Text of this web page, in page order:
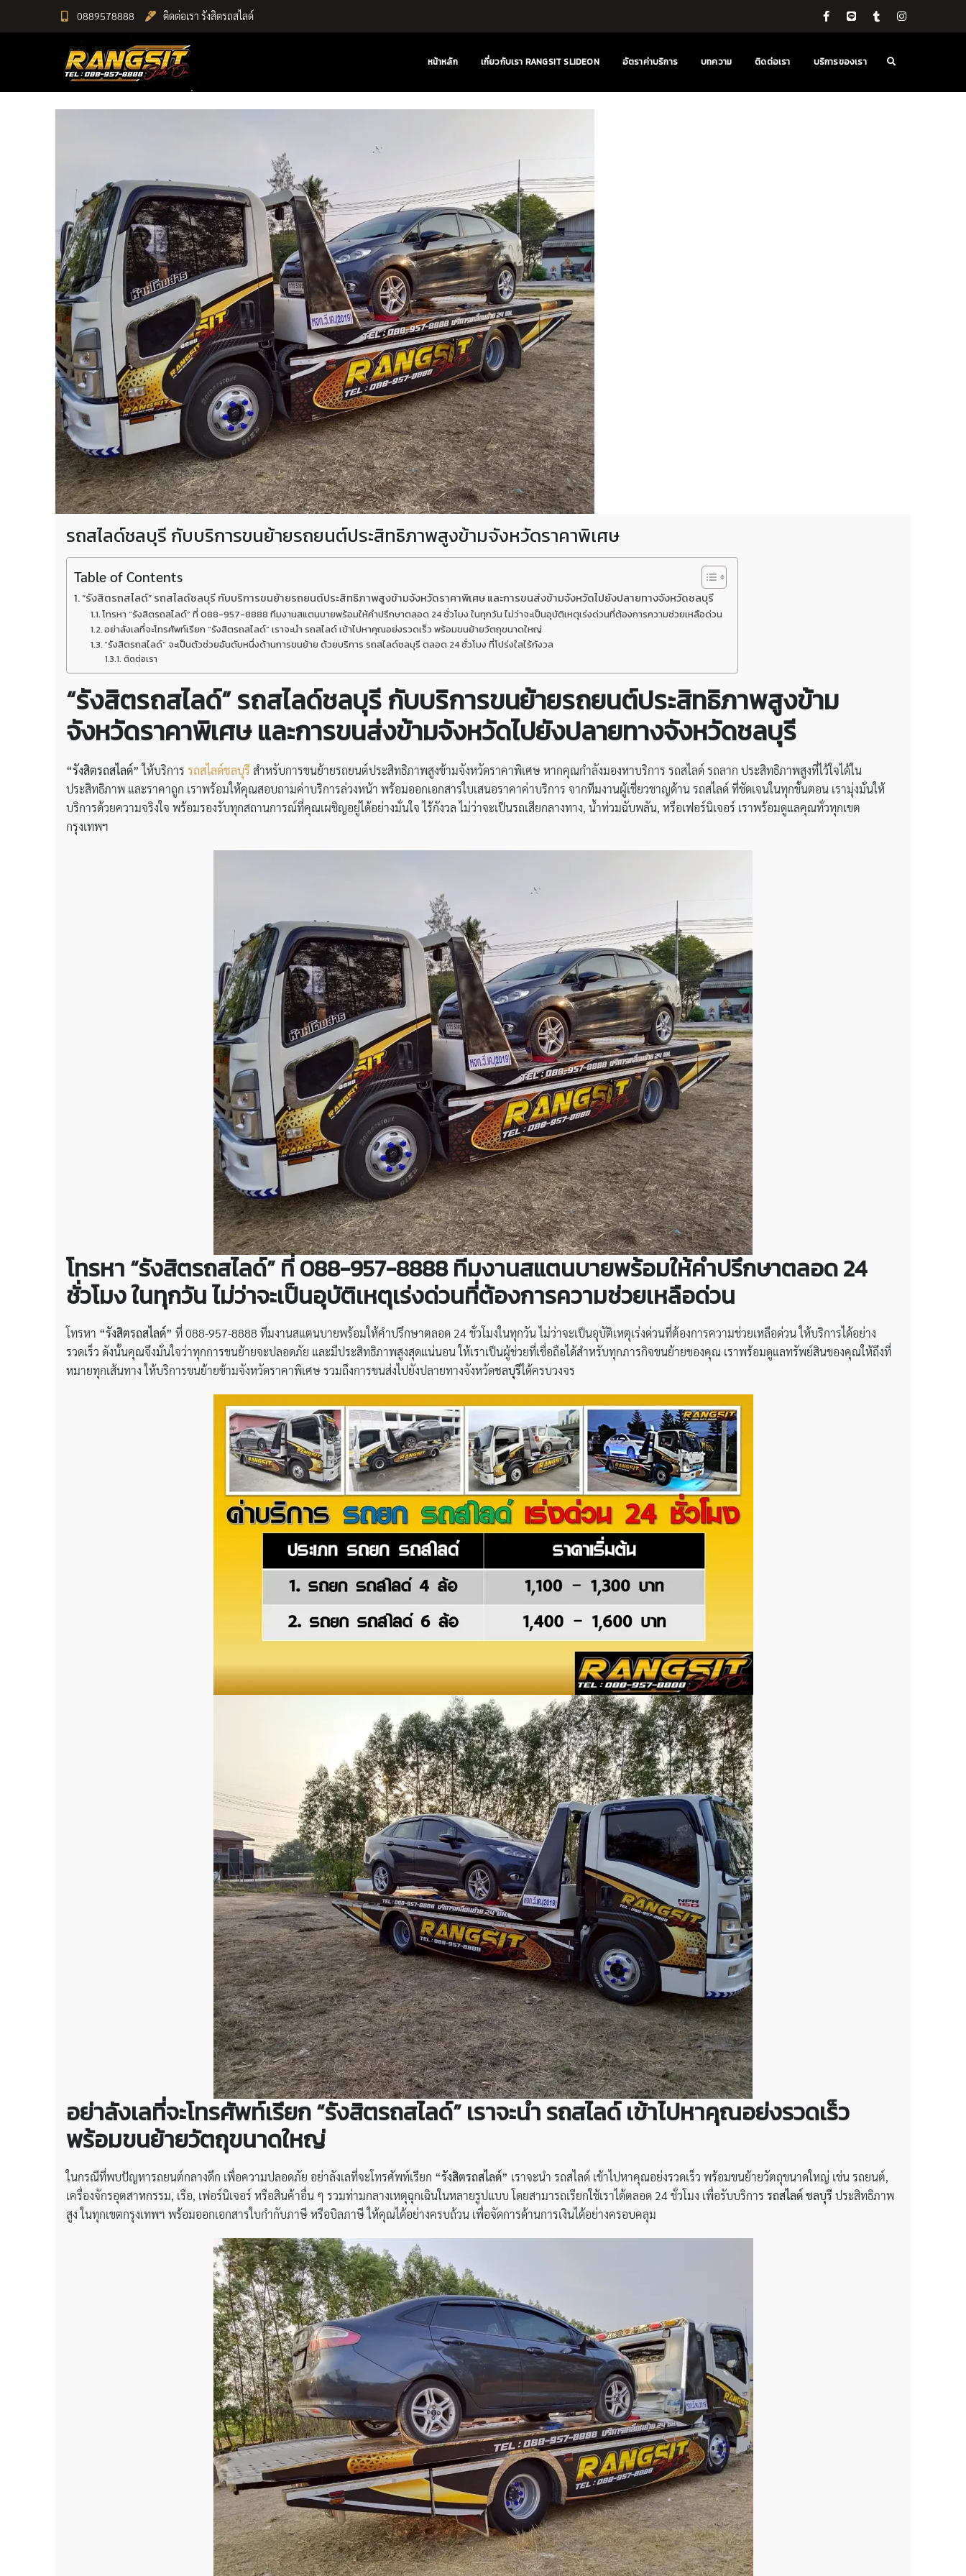
0889578888 ติดต่อเรา รังสิตรถสไลด์
หน้าหลัก เกี่ยวกับเรา RANGSIT SLIDEON อัตราค่าบริการ บทความ ติดต่อเรา บริการของเรา
รถสไลด์ชลบุรี กับบริการขนย้ายรถยนต์ประสิทธิภาพสูงข้ามจังหวัดราคาพิเศษ
Table of Contents
“รังสิตรถสไลด์” รถสไลด์ชลบุรี กับบริการขนย้ายรถยนต์ประสิทธิภาพสูงข้ามจังหวัดราคาพิเศษ และการขนส่งข้ามจังหวัดไปยังปลายทางจังหวัดชลบุรี
โทรหา “รังสิตรถสไลด์” ที่ 088-957-8888 ทีมงานสแตนบายพร้อมให้คำปรึกษาตลอด 24 ชั่วโมง ในทุกวัน ไม่ว่าจะเป็นอุบัติเหตุเร่งด่วนที่ต้องการความช่วยเหลือด่วน
อย่าลังเลที่จะโทรศัพท์เรียก “รังสิตรถสไลด์” เราจะนำ รถสไลด์ เข้าไปหาคุณอย่งรวดเร็ว พร้อมขนย้ายวัตถุขนาดใหญ่
“รังสิตรถสไลด์” จะเป็นตัวช่วยอันดับหนึ่งด้านการขนย้าย ด้วยบริการ รถสไลด์ชลบุรี ตลอด 24 ชั่วโมง ที่โปร่งใสไร้กังวล
ติดต่อเรา
“รังสิตรถสไลด์” รถสไลด์ชลบุรี กับบริการขนย้ายรถยนต์ประสิทธิภาพสูงข้าม
จังหวัดราคาพิเศษ และการขนส่งข้ามจังหวัดไปยังปลายทางจังหวัดชลบุรี
“รังสิตรถสไลด์” ให้บริการ รถสไลด์ชลบุรี สำหรับการขนย้ายรถยนต์ประสิทธิภาพสูงข้ามจังหวัดราคาพิเศษ หากคุณกำลังมองหาบริการ รถสไลด์ รถลาก ประสิทธิภาพสูงที่ไว้ใจได้ใน
ประสิทธิภาพ และราคาถูก เราพร้อมให้คุณสอบถามค่าบริการล่วงหน้า พร้อมออกเอกสารใบเสนอราคาค่าบริการ จากทีมงานผู้เชี่ยวชาญด้าน รถสไลด์ ที่ชัดเจนในทุกขั้นตอน เรามุ่งมั่นให้
บริการด้วยความจริงใจ พร้อมรองรับทุกสถานการณ์ที่คุณเผชิญอยู่ได้อย่างมั่นใจ ไร้กังวล ไม่ว่าจะเป็นรถเสียกลางทาง, น้ำท่วมฉับพลัน, หรือเฟอร์นิเจอร์ เราพร้อมดูแลคุณทั่วทุกเขต
กรุงเทพฯ
โทรหา “รังสิตรถสไลด์” ที่ 088-957-8888 ทีมงานสแตนบายพร้อมให้คำปรึกษาตลอด 24
ชั่วโมง ในทุกวัน ไม่ว่าจะเป็นอุบัติเหตุเร่งด่วนที่ต้องการความช่วยเหลือด่วน
โทรหา “รังสิตรถสไลด์” ที่ 088-957-8888 ทีมงานสแตนบายพร้อมให้คำปรึกษาตลอด 24 ชั่วโมงในทุกวัน ไม่ว่าจะเป็นอุบัติเหตุเร่งด่วนที่ต้องการความช่วยเหลือด่วน ให้บริการได้อย่าง
รวดเร็ว ดังนั้นคุณจึงมั่นใจว่าทุกการขนย้ายจะปลอดภัย และมีประสิทธิภาพสูงสุดแน่นอน ให้เราเป็นผู้ช่วยที่เชื่อถือได้สำหรับทุกภารกิจขนย้ายของคุณ เราพร้อมดูแลทรัพย์สินของคุณให้ถึงที่
หมายทุกเส้นทาง ให้บริการขนย้ายข้ามจังหวัดราคาพิเศษ รวมถึงการขนส่งไปยังปลายทางจังหวัดชลบุรีได้ครบวงจร
อย่าลังเลที่จะโทรศัพท์เรียก “รังสิตรถสไลด์” เราจะนำ รถสไลด์ เข้าไปหาคุณอย่งรวดเร็ว
พร้อมขนย้ายวัตถุขนาดใหญ่
ในกรณีที่พบปัญหารถยนต์กลางดึก เพื่อความปลอดภัย อย่าลังเลที่จะโทรศัพท์เรียก “รังสิตรถสไลด์” เราจะนำ รถสไลด์ เข้าไปหาคุณอย่งรวดเร็ว พร้อมขนย้ายวัตถุขนาดใหญ่ เช่น รถยนต์,
เครื่องจักรอุตสาหกรรม, เรือ, เฟอร์นิเจอร์ หรือสินค้าอื่น ๆ รวมท่ามกลางเหตุฉุกเฉินในหลายรูปแบบ โดยสามารถเรียกใช้เราได้ตลอด 24 ชั่วโมง เพื่อรับบริการ รถสไลด์ ชลบุรี ประสิทธิภาพ
สูง ในทุกเขตกรุงเทพฯ พร้อมออกเอกสารใบกำกับภาษี หรือบิลภาษี ให้คุณได้อย่างครบถ้วน เพื่อจัดการด้านการเงินได้อย่างครอบคลุม